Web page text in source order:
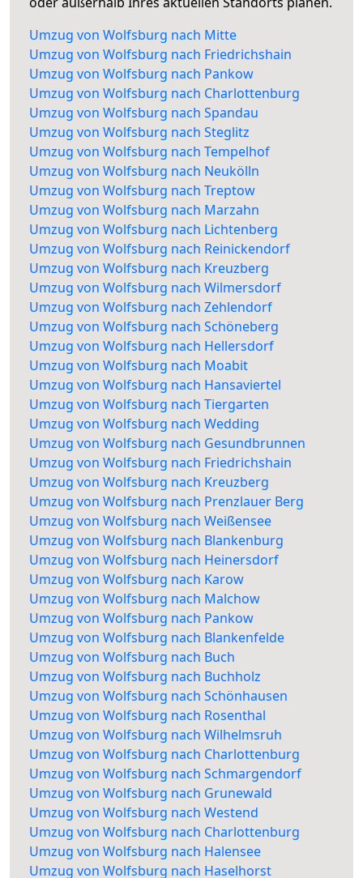
Umzug von Wolfsburg nach Mitte
Umzug von Wolfsburg nach Friedrichshain
Umzug von Wolfsburg nach Pankow
Umzug von Wolfsburg nach Charlottenburg
Umzug von Wolfsburg nach Spandau
Umzug von Wolfsburg nach Steglitz
Umzug von Wolfsburg nach Tempelhof
Umzug von Wolfsburg nach Neukölln
Umzug von Wolfsburg nach Treptow
Umzug von Wolfsburg nach Marzahn
Umzug von Wolfsburg nach Lichtenberg
Umzug von Wolfsburg nach Reinickendorf
Umzug von Wolfsburg nach Kreuzberg
Umzug von Wolfsburg nach Wilmersdorf
Umzug von Wolfsburg nach Zehlendorf
Umzug von Wolfsburg nach Schöneberg
Umzug von Wolfsburg nach Hellersdorf
Umzug von Wolfsburg nach Moabit
Umzug von Wolfsburg nach Hansaviertel
Umzug von Wolfsburg nach Tiergarten
Umzug von Wolfsburg nach Wedding
Umzug von Wolfsburg nach Gesundbrunnen
Umzug von Wolfsburg nach Friedrichshain
Umzug von Wolfsburg nach Kreuzberg
Umzug von Wolfsburg nach Prenzlauer Berg
Umzug von Wolfsburg nach Weißensee
Umzug von Wolfsburg nach Blankenburg
Umzug von Wolfsburg nach Heinersdorf
Umzug von Wolfsburg nach Karow
Umzug von Wolfsburg nach Malchow
Umzug von Wolfsburg nach Pankow
Umzug von Wolfsburg nach Blankenfelde
Umzug von Wolfsburg nach Buch
Umzug von Wolfsburg nach Buchholz
Umzug von Wolfsburg nach Schönhausen
Umzug von Wolfsburg nach Rosenthal
Umzug von Wolfsburg nach Wilhelmsruh
Umzug von Wolfsburg nach Charlottenburg
Umzug von Wolfsburg nach Schmargendorf
Umzug von Wolfsburg nach Grunewald
Umzug von Wolfsburg nach Westend
Umzug von Wolfsburg nach Charlottenburg
Umzug von Wolfsburg nach Halensee
Umzug von Wolfsburg nach Haselhorst